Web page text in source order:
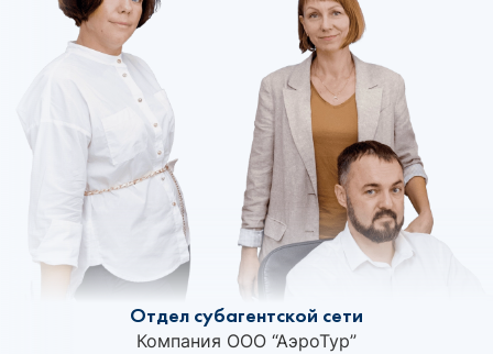
Отдел субагентской сети
Компания ООО “АэроТур”